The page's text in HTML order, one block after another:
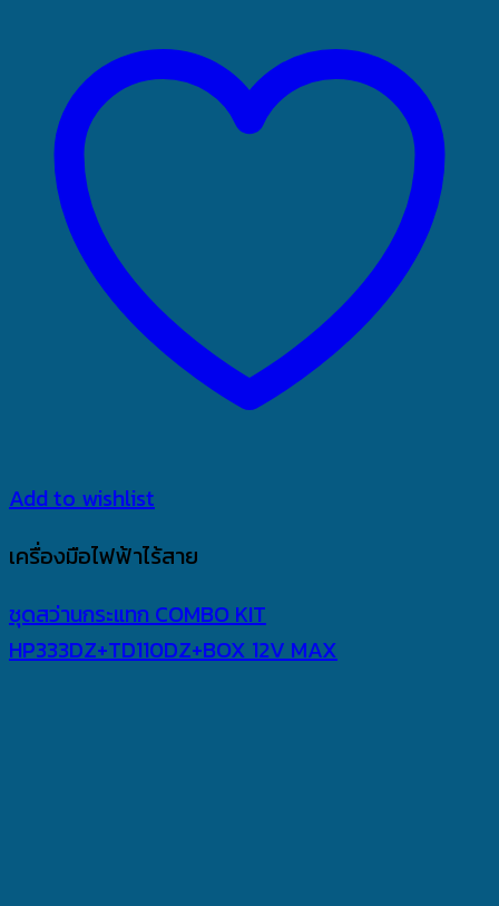
Add to wishlist
เครื่องมือไฟฟ้าไร้สาย
ชุดสว่านกระแทก COMBO KIT
HP333DZ+TD110DZ+BOX 12V MAX